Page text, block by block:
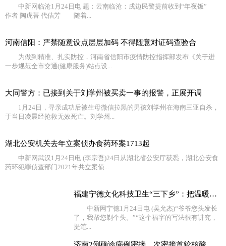
中新网临沧1月24日电 题：云南临沧：戍边民警提前收到“年夜饭”
作者 陶虎菁 代佶芳 随着...
河南信阳：严禁随意设点层层加码 不得随意对证码查验合
为做到精准、扎实防控，河南省信阳市疫情防控指挥部发布《关于进
一步规范全市交通(健康服务)站点设...
大同警方：已接到关于刘学州被买卖一事的报警，正展开调
1月24日，寻亲成功后被生母微信拉黑的男孩刘学州在海南三亚自杀，
于当日凌晨经抢救无效死亡。刘学州...
湖北公安机关去年立案侦办食药环案1713起
中新网武汉1月24日电 (李宗吾)24日从湖北省公安厅获悉，湖北公安食
药环犯罪侦查部门2021年共立案侦...
福建宁德文化科技卫生“三下乡”：把温暖送到百姓的心坎
中新网宁德1月24日电 (吴允杰)“爷爷您头发长
了，我帮您剃个头。”“这个福字的写法很有讲究，
提笔...
济南2例确诊病例密接、次密接首轮核酸检测结果均为阴性